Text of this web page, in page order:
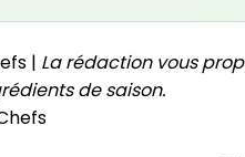
| La rédaction vous
de saison.